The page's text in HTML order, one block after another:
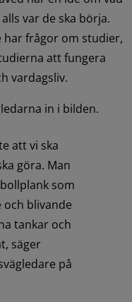
var de ska börja.
har frågor om studier,
att fungera
vardagsliv.
in i bilden.
att vi ska
göra. Man
som
blivande
tankar och
säger
på